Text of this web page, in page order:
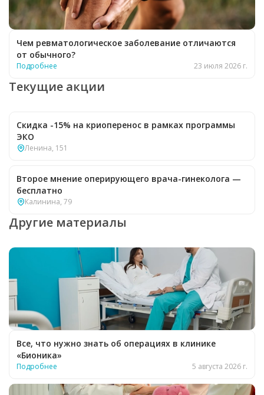
Чем ревматологическое заболевание отличаются
от обычного?
Подробнее 23 июля 2026 г.
Текущие акции
Скидка -15% на криоперенос в рамках программы
ЭКО
Ленина, 151
Второе мнение оперирующего врача-гинеколога —
бесплатно
Калинина, 79
Другие материалы
Все, что нужно знать об операциях в клинике
«Бионика»
Подробнее 5 августа 2026 г.